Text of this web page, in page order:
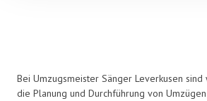
Bei Umzugsmeister Sänger Leverkusen
die Planung und Durchführung von